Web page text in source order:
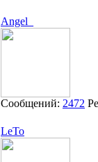
Angel_
Сообщений: 2472
LeTo